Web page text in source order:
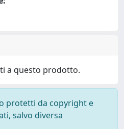
a questo prodotto.
protetti da copyright e
salvo diversa